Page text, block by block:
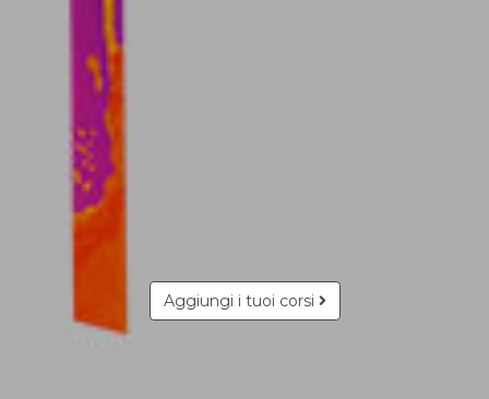
Aggiungi i tuoi corsi